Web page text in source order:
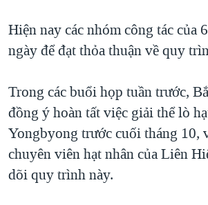
THỂ THAO
GIÁO DỤC
CHI PHÍ CHIẾN TRANH AFGHANISTAN
THƯỢNG ĐỈNH TRUMP-KIM TẠI VIỆT
TRỊNH VĨNH BÌNH VS. CHÍNH PHỦ
NGƯ DÂN VIỆT VÀ LÀN SÓNG TRỘM
Hiện nay các nhóm công tác của
ngày để đạt thỏa thuận về quy
Trong các buổi họp tuần trước,
đồng ý hoàn tất việc giải thể lò
Yongbyong trước cuối tháng 10,
chuyên viên hạt nhân của Liên
dõi quy trình này.